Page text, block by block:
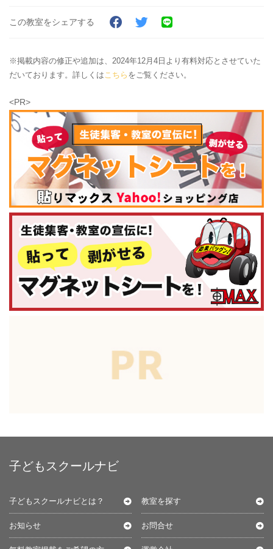
この教室をシェアする
※掲載内容の修正や追加は、2024年12月4日より有料対応とさせていた
だいております。詳しくはこちら をご覧ください。
<PR>
子どもスクールナビ
子どもスクールナビとは？ 教室を探す
お知らせ お問合せ